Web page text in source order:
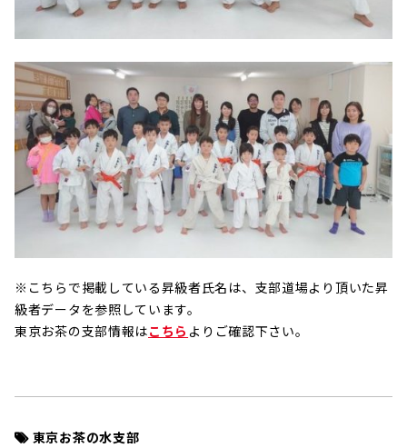
※こちらで掲載している昇級者氏名は、支部道場より頂いた昇
級者データを参照しています。
東京お茶の支部情報はこちら よりご確認下さい。
東京お茶の水支部